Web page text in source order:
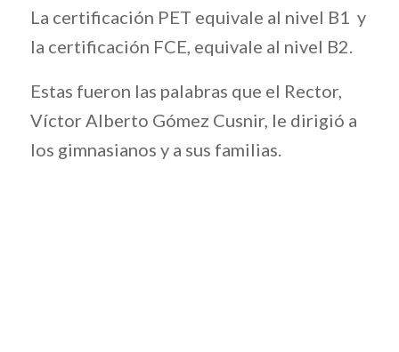
La certificación PET equivale al nivel B1 y
la certificación FCE, equivale al nivel B2.
Estas fueron las palabras que el Rector,
Víctor Alberto Gómez Cusnir, le dirigió a
los gimnasianos y a sus familias.